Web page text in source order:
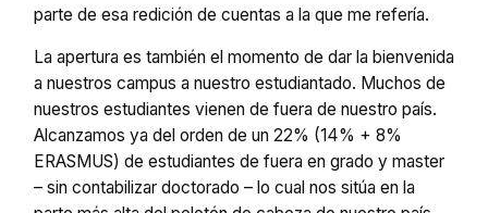
parte de esa redición de cuentas a la que me refería.
La apertura es también el momento de dar la bienvenida
a nuestros campus a nuestro estudiantado. Muchos de
nuestros estudiantes vienen de fuera de nuestro país.
Alcanzamos ya del orden de un 22% (14% + 8%
ERASMUS) de estudiantes de fuera en grado y master
– sin contabilizar doctorado – lo cual nos sitúa en la